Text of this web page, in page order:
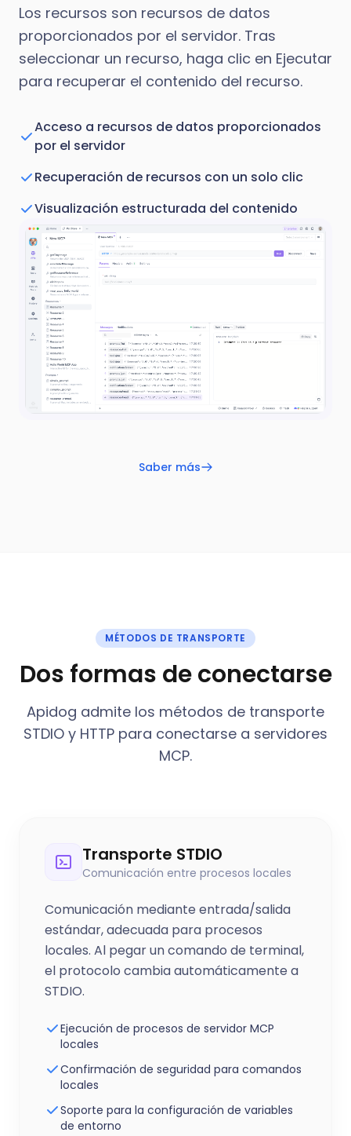
Los recursos son recursos de datos
proporcionados por el servidor. Tras
seleccionar un recurso, haga clic en Ejecutar
para recuperar el contenido del recurso.
Acceso a recursos de datos proporcionados
por el servidor
Recuperación de recursos con un solo clic
Visualización estructurada del contenido
Saber más
MÉTODOS DE TRANSPORTE
Dos formas de conectarse
Apidog admite los métodos de transporte
STDIO y HTTP para conectarse a servidores
MCP.
Transporte STDIO
Comunicación entre procesos locales
Comunicación mediante entrada/salida
estándar, adecuada para procesos
locales. Al pegar un comando de terminal,
el protocolo cambia automáticamente a
STDIO.
Ejecución de procesos de servidor MCP
locales
Confirmación de seguridad para comandos
locales
Soporte para la configuración de variables
de entorno